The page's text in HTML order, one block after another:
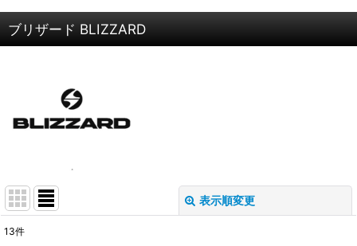
ブリザード BLIZZARD
表示順変更
13件